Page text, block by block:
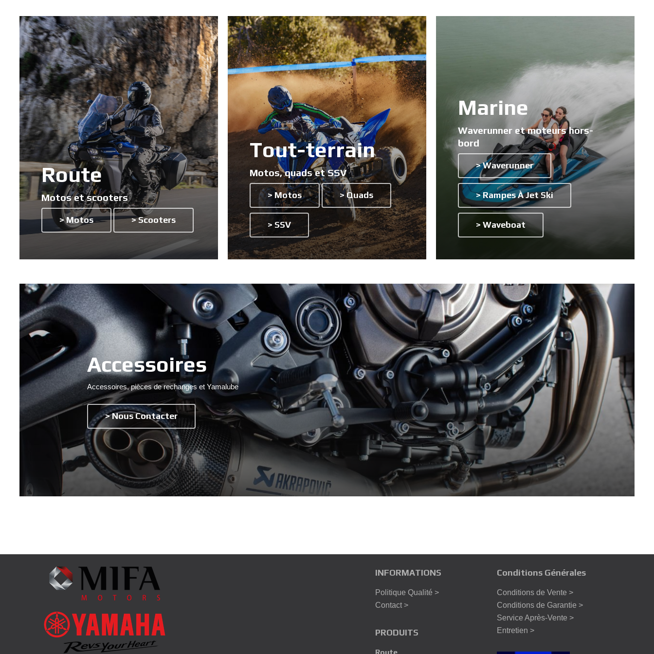
Route
Motos et scooters
> Motos > Scooters
Tout-terrain
Motos, quads et SSV
> Motos > Quads
> SSV
Marine
Waverunner et moteurs hors-
bord
> Waverunner
> Rampes À Jet Ski
> Waveboat
Accessoires
Accessoires, pièces de rechanges et Yamalube
> Nous Contacter
INFORMATIONS
Politique Qualité >
Contact >
PRODUITS
Conditions Générales
Conditions de Vente >
Conditions de Garantie >
Service Après-Vente >
Entretien >